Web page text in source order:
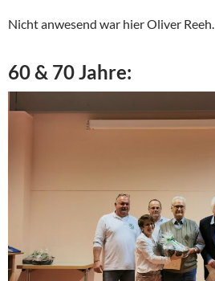
Nicht anwesend war hier Oliver Reeh.
60 & 70 Jahre: